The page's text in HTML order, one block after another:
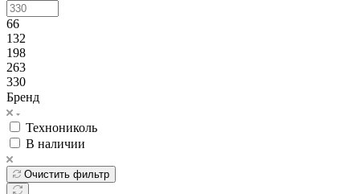
66
132
198
263
330
Бренд
Технониколь
В наличии
Очистить фильтр